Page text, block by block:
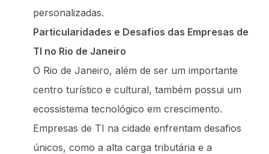
personalizadas.
Particularidades e Desafios das Empresas de
TI no Rio de Janeiro
O Rio de Janeiro, além de ser um importante
centro turístico e cultural, também possui um
ecossistema tecnológico em crescimento.
Empresas de TI na cidade enfrentam desafios
únicos, como a alta carga tributária e a